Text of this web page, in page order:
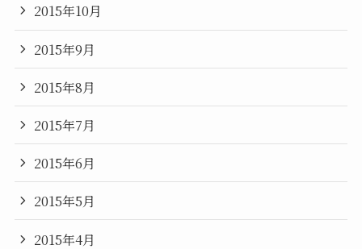
2015年10月
2015年9月
2015年8月
2015年7月
2015年6月
2015年5月
2015年4月